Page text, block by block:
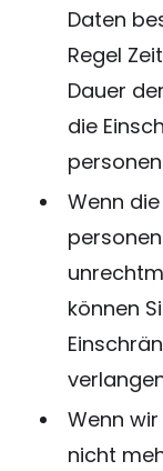
Daten
Regel
Dauer
die
Wenn
können
Wenn
nicht